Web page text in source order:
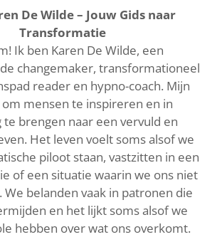
De Wilde – Jouw Gids naar
Transformatie
Ik ben Karen De Wilde, een
changemaker, transformationeel
reader en hypno-coach. Mijn
om mensen te inspireren en in
te brengen naar een vervuld en
Het leven voelt soms alsof we
piloot staan, vastzitten in een
of een situatie waarin we ons niet
We belanden vaak in patronen die
en het lijkt soms alsof we
hebben over wat ons overkomt.